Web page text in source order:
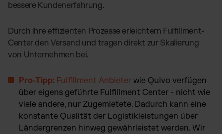
bessere Kundenerfahrung.
Durch ihre effizienten Prozesse erleichtern Fulfillment-
Center den Versand und tragen direkt zur Skalierung
von Unternehmen bei.
Pro-Tipp: Fulfillment Anbieter wie Quivo verfügen
über eigens geführte Fulfillment Center - nicht wie
viele andere, nur Zugemietete. Dadurch kann eine
konstante Qualität der Logistikleistungen über
Ländergrenzen hinweg gewährleistet werden. Wir